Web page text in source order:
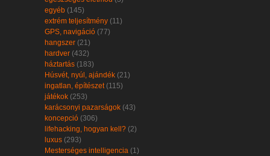
egyéb (145)
extrém teljesítmény (11)
GPS, navigáció (77)
hangszer (21)
hardver (432)
háztartás (183)
Húsvét, nyúl, ajándék (21)
ingatlan, építészet (115)
játékok (253)
karácsonyi pazarságok (43)
koncepció (306)
lifehacking, hogyan kell? (2)
luxus (293)
Mesterséges intelligencia (1)